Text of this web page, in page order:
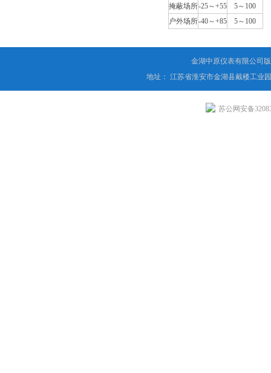
掩蔽场所-25～+55 5～ 100
户外场所-40～+85 5～ 100
金湖中原仪表有限公司
地址： 江苏省淮安市金湖县戴楼工业
苏公网安备